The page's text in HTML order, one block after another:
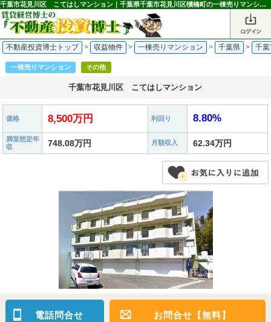
千葉市花見川区 こてはしマンション｜千葉県千葉市花見川区犢橋町の一棟売りマンション 8,500万円 新検見川駅｜不動産投資博士
不動産投資博士トップ > 収益物件 > 一棟売りマンション > 千葉県 > 千
一棟売りマンション その他
千葉市花見川区 こてはしマンション
価格 8,500万円 利回り 8.80%
満室想定年
収
748.08万円 月額収入 62.34万円
電話問合せ お問合せ【無料】